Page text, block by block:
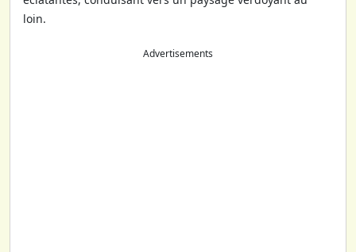
loin.
Advertisements